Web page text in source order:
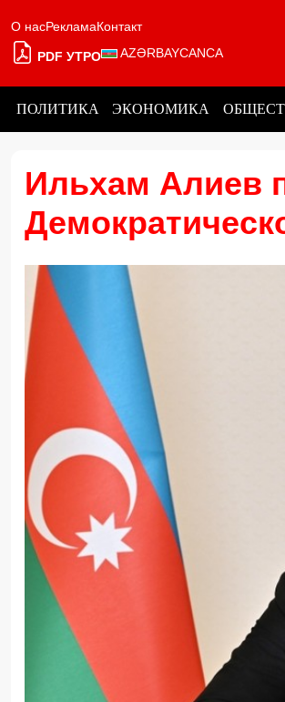
О насРекламаКонтакт
PDF УТРО AZƏRBAYCANCA
ПОЛИТИКА ЭКОНОМИКА
Ильхам Алиев